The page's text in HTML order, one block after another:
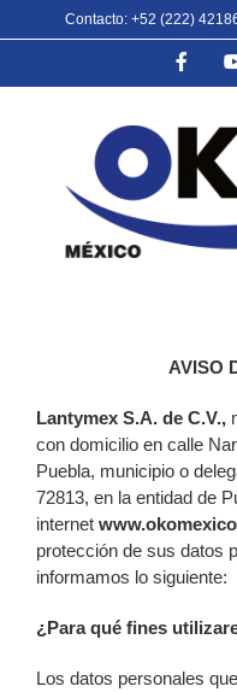
to
Contacto: +52 (222)
AVISO
Lantymex S.A. de C.V.,
con domicilio en calle
Puebla, municipio o
72813, en la entidad de
internet
protección de sus datos
informamos lo siguiente:
¿Para qué fines
Los datos personales